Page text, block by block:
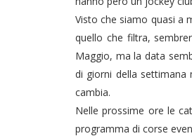
Visto che siamo quasi a
quello che filtra,
Maggio, ma la data
di giorni della
cambia.
Nelle prossime ore le
programma di corse